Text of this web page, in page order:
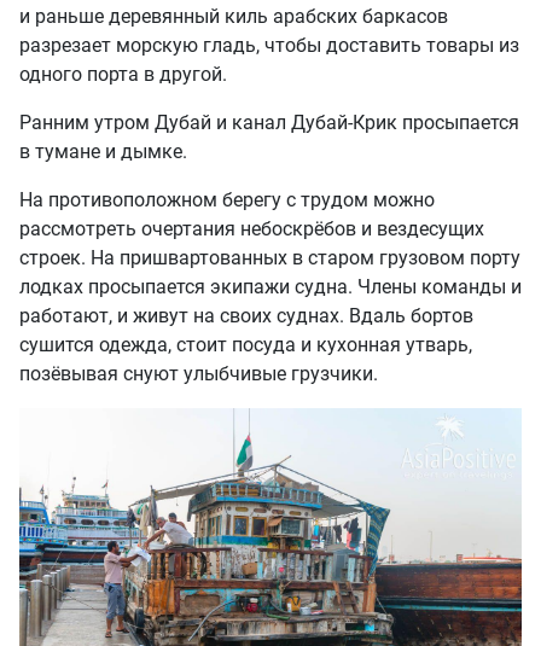
и раньше деревянный киль арабских баркасов
разрезает морскую гладь, чтобы доставить товары из
одного порта в другой.
Ранним утром Дубай и канал Дубай-Крик просыпается
в тумане и дымке.
На противоположном берегу с трудом можно
рассмотреть очертания небоскрёбов и вездесущих
строек. На пришвартованных в старом грузовом порту
лодках просыпается экипажи судна. Члены команды и
работают, и живут на своих суднах. Вдаль бортов
сушится одежда, стоит посуда и кухонная утварь,
позёвывая снуют улыбчивые грузчики.